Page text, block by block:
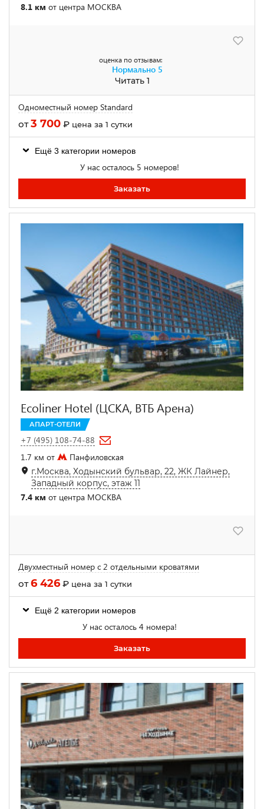
8.1 км от центра МОСКВА
оценка по отзывам:
Нормально 5
Читать 1
Одноместный номер Standard
от3 700 ₽ цена за 1 сутки
Ещё 3 категории номеров
У нас осталось 5 номеров!
Заказать
Ecoliner Hotel (ЦСКА, ВТБ Арена)
АПАРТ-ОТЕЛИ
+7 (495) 108-74-88
1.7 км от
Панфиловская
г.Москва, Ходынский бульвар, 22, ЖК Лайнер,
Западный корпус, этаж 11
7.4 км от центра МОСКВА
Двухместный номер с 2 отдельными кроватями
от6 426 ₽ цена за 1 сутки
Ещё 2 категории номеров
У нас осталось 4 номера!
Заказать